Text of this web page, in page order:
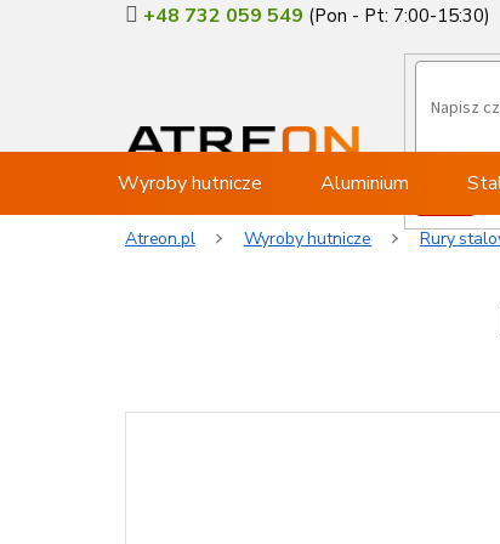
+48 732 059 549
Wyroby hutnicze Aluminium
Atreon.pl Wyroby hutnicze Rury